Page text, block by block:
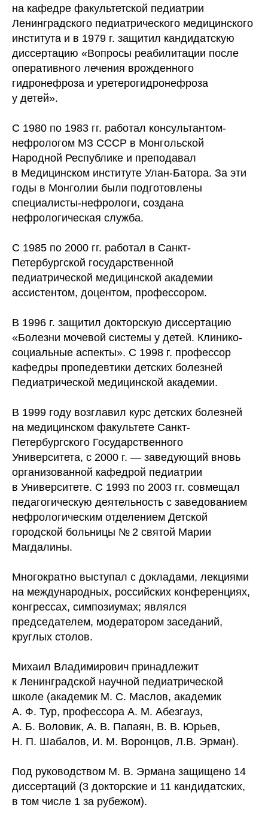
на кафедре факультетской педиатрии
Ленинградского педиатрического медицинского
института и в 1979 г. защитил кандидатскую
диссертацию «Вопросы реабилитации после
оперативного лечения врожденного
гидронефроза и уретерогидронефроза
у детей».
С 1980 по 1983 гг. работал консультантом-
нефрологом МЗ СССР в Монгольской
Народной Республике и преподавал
в Медицинском институте Улан-Батора. За эти
годы в Монголии были подготовлены
специалисты-нефрологи, создана
нефрологическая служба.
С 1985 по 2000 гг. работал в Санкт-
Петербургской государственной
педиатрической медицинской академии
ассистентом, доцентом, профессором.
В 1996 г. защитил докторскую диссертацию
«Болезни мочевой системы у детей. Клинико-
социальные аспекты». С 1998 г. профессор
кафедры пропедевтики детских болезней
Педиатрической медицинской академии.
В 1999 году возглавил курс детских болезней
на медицинском факультете Санкт-
Петербургского Государственного
Университета, с 2000 г. — заведующий вновь
организованной кафедрой педиатрии
в Университете. С 1993 по 2003 гг. совмещал
педагогическую деятельность с заведованием
нефрологическим отделением Детской
городской больницы № 2 святой Марии
Магдалины.
Многократно выступал с докладами, лекциями
на международных, российских конференциях,
конгрессах, симпозиумах; являлся
председателем, модератором заседаний,
круглых столов.
Михаил Владимирович принадлежит
к Ленинградской научной педиатрической
школе (академик М. С. Маслов, академик
А. Ф. Тур, профессора А. М. Абезгауз,
А. Б. Воловик, А. В. Папаян, В. В. Юрьев,
Н. П. Шабалов, И. М. Воронцов, Л.В. Эрман).
Под руководством М. В. Эрмана защищено 14
диссертаций (3 докторские и 11 кандидатских,
в том числе 1 за рубежом).